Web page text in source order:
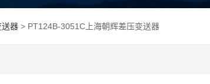
送器 > PT124B-3051C上海朝辉差压变送器